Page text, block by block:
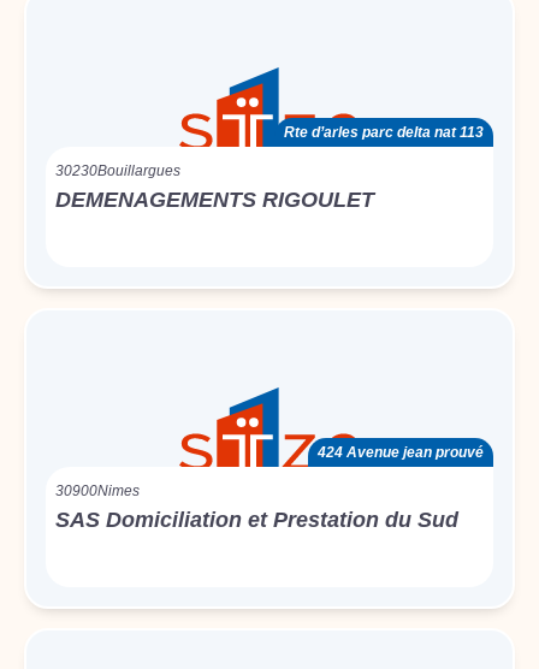
Rte d’arles parc delta nat 113
30230Bouillargues
DEMENAGEMENTS RIGOULET
424 Avenue jean prouvé
30900Nimes
SAS Domiciliation et Prestation du Sud